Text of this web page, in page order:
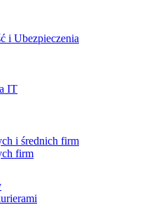
i Ubezpieczenia
IT
i średnich firm
firm